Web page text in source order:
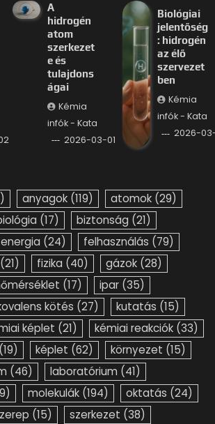
A
hidrogén
atom
szerkezet
e és
tulajdons
ágai
Kémia
infók - Kata
2026-03-01
Biológiai
jelentőség
: hidrogén
az élő
szervezet
ben
Kémia
infók - Kata
2026-
anyagok (119) atomok (29)
(17) biztonság (21)
energia (24) felhasználás (79)
(21) fizika (40) gázok (28)
(17) ipar (35)
kötés (27) kutatás (15)
képlet (21) kémiai reakciók (33)
(19) képlet (62) környezet (15)
(46) laboratórium (41)
molekulák (194) oktatás (24)
(15) szerkezet (38)